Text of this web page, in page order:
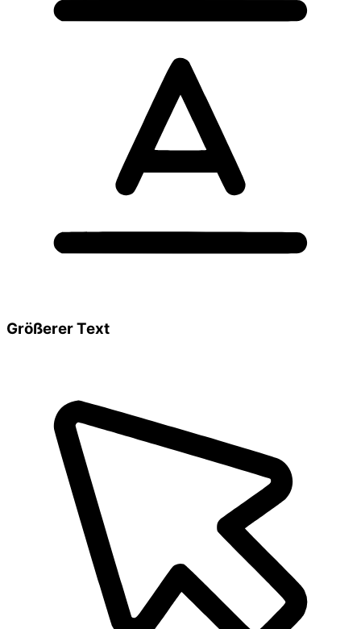
Größerer Text